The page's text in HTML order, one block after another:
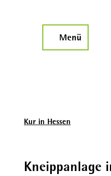
Menü
Kur in Hessen
Kneippanlage